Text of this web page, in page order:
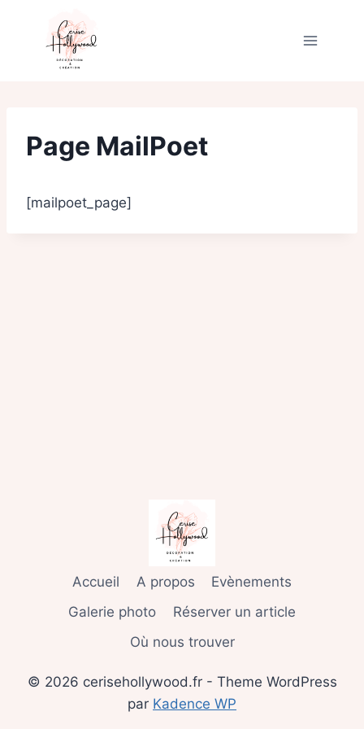
Page MailPoet
[mailpoet_page]
Accueil A propos
Evènements
Galerie photo
Réserver un article
Où nous trouver
© 2026 cerisehollywood.fr - Theme WordPress
par Kadence WP